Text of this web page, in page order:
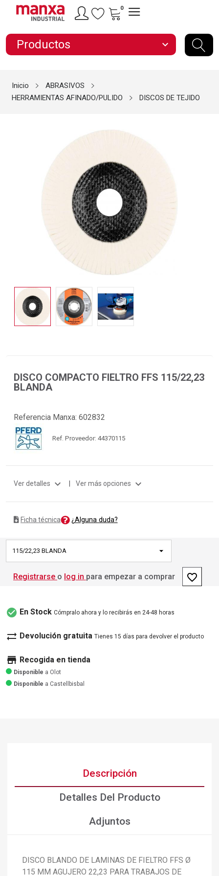
0
Productos expand_more
Inicio
ABRASIVOS
HERRAMIENTAS AFINADO/PULIDO
DISCOS DE TEJIDO
DISCO COMPACTO FIELTRO FFS 115/22,23
BLANDA
Referencia Manxa: 602832
Ref. Proveedor: 44370115
Ver detalles expand_more | Ver más opciones expand_more
Ficha técnica ¿Alguna duda?
115/22,23 BLANDA
Registrarse o log in para empezar a comprar favorite_border
check_circle En Stock Cómpralo ahora y lo recibirás en 24-48 horas
sync_alt Devolución gratuita Tienes 15 días para devolver el producto
store Recogida en tienda
Disponible a Olot
Disponible a Castellbisbal
Descripción
Detalles Del Producto
Adjuntos
DISCO BLANDO DE LAMINAS DE FIELTRO FFS Ø
115 MM AGUJERO 22,23 PARA TRABAJOS DE